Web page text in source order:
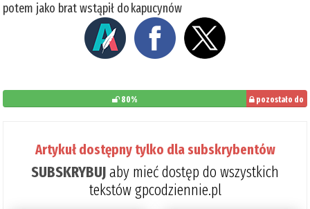
potem jako brat wstąpił do kapucynów
80%
pozostało do
Artykuł dostępny tylko dla subskrybentów
SUBSKRYBUJaby mieć dostęp do wszystkich
tekstów gpcodziennie.pl